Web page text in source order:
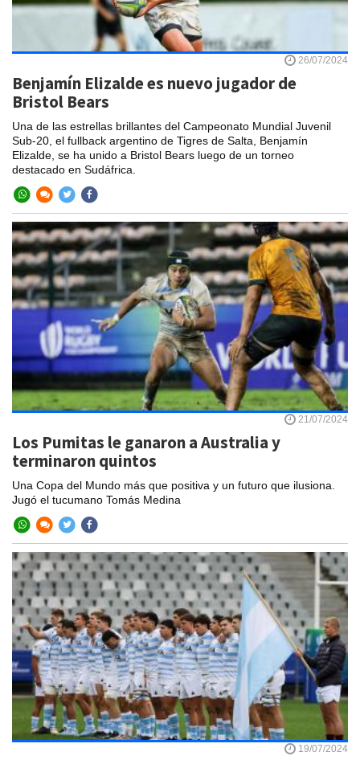
26/07/2024
Benjamín Elizalde es nuevo jugador de
Bristol Bears
Una de las estrellas brillantes del Campeonato Mundial Juvenil
Sub-20, el fullback argentino de Tigres de Salta, Benjamín
Elizalde, se ha unido a Bristol Bears luego de un torneo
destacado en Sudáfrica.
21/07/2024
Los Pumitas le ganaron a Australia y
terminaron quintos
Una Copa del Mundo más que positiva y un futuro que ilusiona.
Jugó el tucumano Tomás Medina
19/07/2024